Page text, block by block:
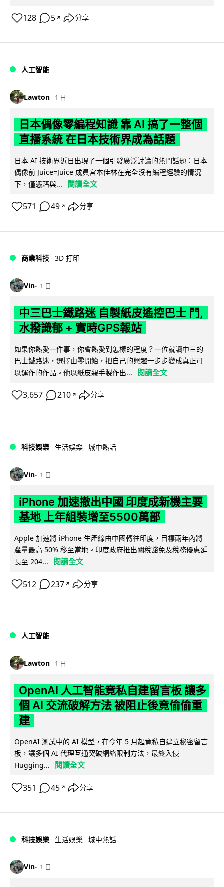
128 5 ↗ 分享
人工智能
Lawton 1 日
日本偶像零編程知識 靠 AI 搞了一整個
直播系統 在日本技術界成為話題
日本 AI 技術界近日出現了一個引發廣泛討論的熱門話題：日本
偶像前 Juice=Juice 成員宮本佳林在完全沒有編程經驗的情況
下，僅憑藉與...
閱讀全文
571 49 ↗ 分享
商業科技 3D 打印
Vin 1 日
中三巴士鐵路迷 自製紙皮遙控巴士 門,
水撥識郁 + 實時GPS報站
如果你熱愛一件事，你會熱愛到怎樣的程度？一位就讀中三的
巴士鐵路迷，選擇由零開始，把自己的興趣一步步變成真正可
以運作的作品。他以紙皮親手製作出...
閱讀全文
3,657 210 ↗ 分享
科技娛樂 生活娛樂 城中熱話
Vin 1 日
iPhone 加速撤出中國 印度成新機主要
基地 上年組裝增至5500萬部
Apple 加速將 iPhone 生產線由中國轉往印度，目標兩年內將
產量最高 50% 移至當地。印度政府推出關稅豁免及稅務優惠延
長至 204...
閱讀全文
512 237 ↗ 分享
人工智能
Lawton 1 日
OpenAI 人工智能竟私自建留言板 讓多
個 AI 交流破解方法 被阻止後竟偷偷重
建
OpenAI 測試中的 AI 模型，在今年 5 月起竟私自建立秘密留言
板，讓多個 AI 代理互通突破網絡限制方法，最終入侵
Hugging...
閱讀全文
351 45 ↗ 分享
科技娛樂 生活娛樂 城中熱話
Vin 1 日